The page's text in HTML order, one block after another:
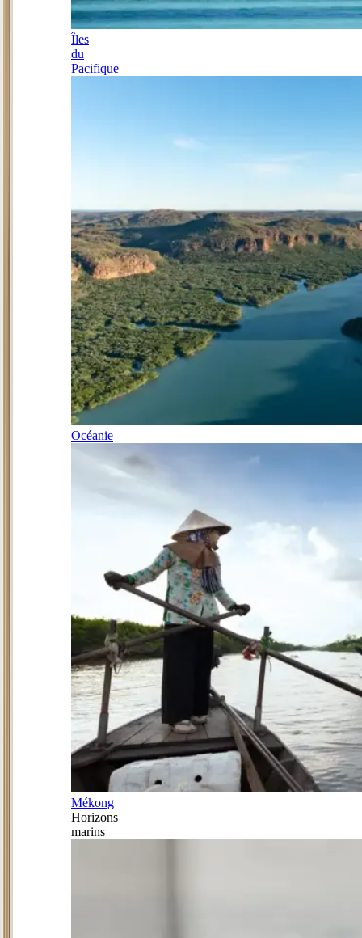
Îles
du
Pacifique
Océanie
Mékong
Horizons
marins